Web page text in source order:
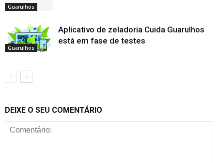
Guarulhos
Guarulhos
Aplicativo de zeladoria Cuida Guarulhos
está em fase de testes
DEIXE O SEU COMENTÁRIO